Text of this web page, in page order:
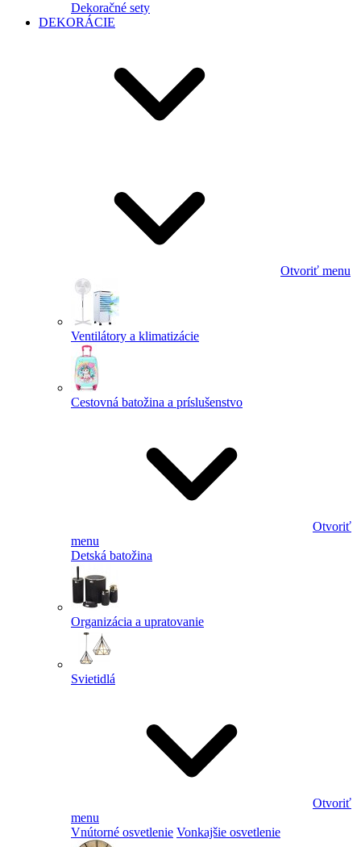
Dekoračné sety
DEKORÁCIE
Otvoriť menu
Ventilátory a klimatizácie
Cestovná batožina a príslušenstvo
Otvoriť
menu
Detská batožina
Organizácia a upratovanie
Svietidlá
Otvoriť
menu
Vnútorné osvetlenie Vonkajšie osvetlenie